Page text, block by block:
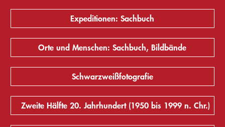
Expeditionen: Sachbuch
Orte und Menschen: Sachbuch, Bildbände
Schwarzweißfotografie
Zweite Hälfte 20. Jahrhundert (1950 bis 1999 n. Chr.)